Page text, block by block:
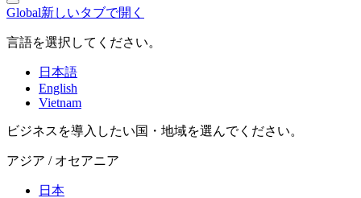
Global新しいタブで開く
言語を選択してください。
日本語
English
Vietnam
ビジネスを導入したい国・地域を選んでください。
アジア / オセアニア
日本